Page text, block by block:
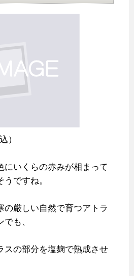
）
にいくらの赤みが相まって
ですね。
の厳しい自然で育つアトラ
も、
スの部分を塩麹で熟成させ